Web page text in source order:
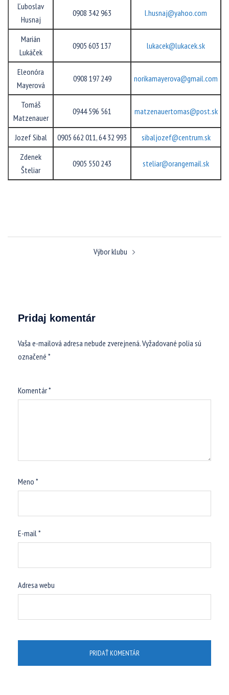
Ľuboslav
Husnaj
0908 342 963 l.husnaj@yahoo.com
Marián
Lukáček
0905 603 137 lukacek@lukacek.sk
Eleonóra
Mayerová
0908 197 249 norikamayerova@gmail.com
Tomáš
Matzenauer
0944 596 561 matzenauertomas@post.sk
Jozef Sibal 0905 662 011, 64 32 993
sibaljozef@centrum.sk
Zdenek
Šteliar
0905 550 243 steliar@orangemail.sk
Výbor klubu
Pridaj komentár
Vaša e-mailová adresa nebude zverejnená.Vyžadované polia sú
označené *
Komentár*
Meno *
E-mail*
Adresa webu